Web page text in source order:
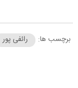
برچسب ها: رائفی پور